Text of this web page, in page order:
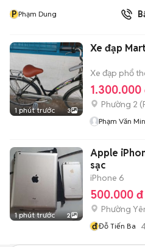
P Phạm Dung
1 phút trước 3
Xe đạp
Xe đạp phổ
1.300.000
Phường 2 (
Phạm Văn
1 phút trước 2
Apple
sạc
iPhone 6
500.000 đ
Phường
đĐỗ Tiến Ba